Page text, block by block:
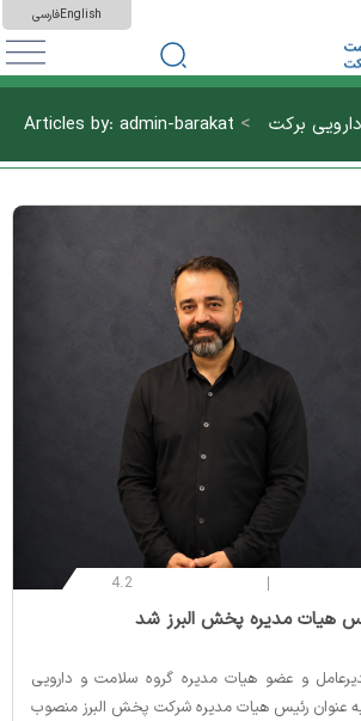
Englishفارسی
برکت >
Articles by: admin-barakat
4.2
هیات مدیره پخش البرز شد
و عضو هیات مدیره گروه سلامت و دارویی
به عنوان رئیس هیات مدیره شرکت پخش البرز منصوب